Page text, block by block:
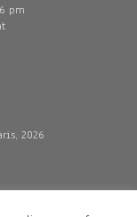
pm
2026